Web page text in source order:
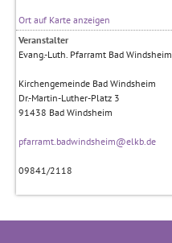
Ort auf Karte anzeigen
Veranstalter
Evang.-Luth. Pfarramt Bad Windsheim
Kirchengemeinde Bad Windsheim
Dr.-Martin-Luther-Platz 3
91438 Bad Windsheim
pfarramt.badwindsheim@elkb.de
09841/2118